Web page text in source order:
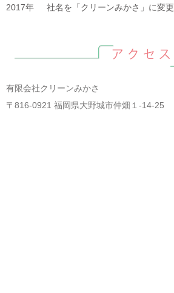
2017年
社名を「クリーンみかさ」に変更
有限会社クリーンみかさ
〒816-0921 福岡県大野城市仲畑１-14-25